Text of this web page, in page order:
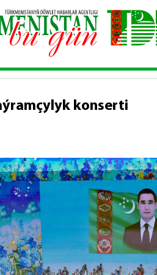
köşgündäki baýramçylyk konserti
konserti